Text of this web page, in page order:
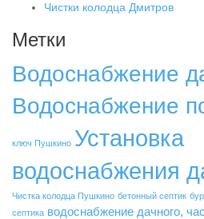
Чистки колодца Дмитров
Метки
Водоснабжение
Водоснабжение
ключ Пушкино Установка
водоснабжения
Чистка колодца Пушкино бетонный септик
септика водоснабжение дачного,